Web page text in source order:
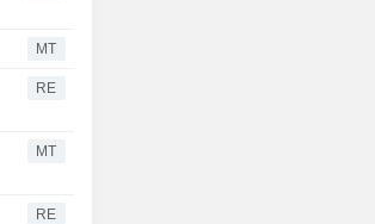
MT
RE
MT
RE